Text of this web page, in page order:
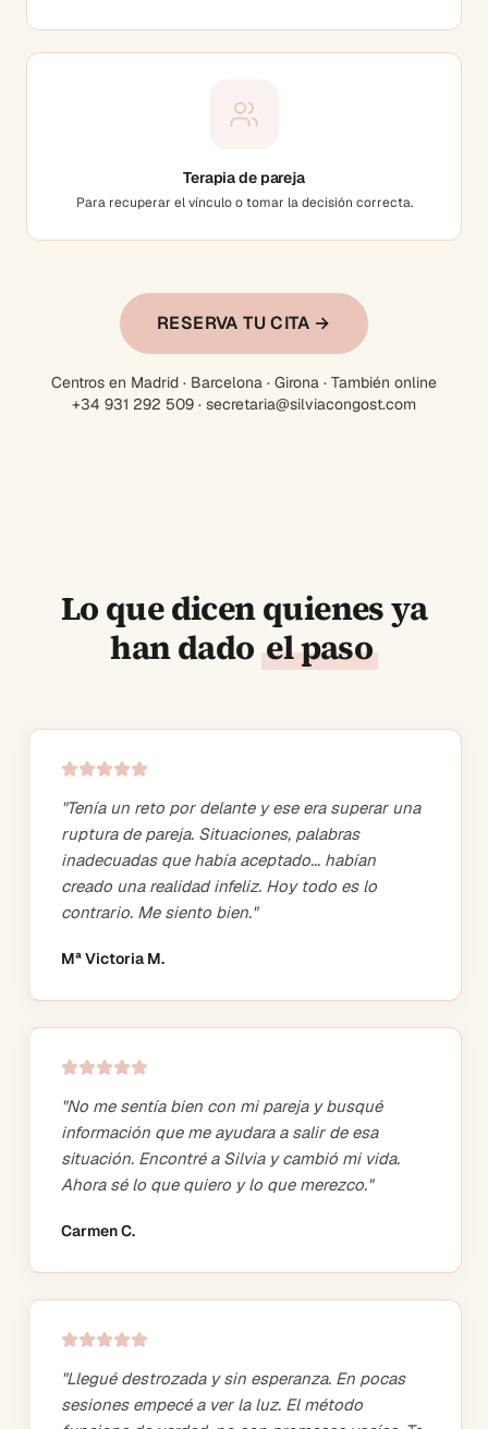
Terapia de pareja
Para recuperar el vínculo o tomar la decisión correcta.
RESERVA TU CITA →
Centros en Madrid · Barcelona · Girona · También online
+34 931 292 509 · secretaria@silviacongost.com
Lo que dicen quienes ya
han dado el paso
"Tenía un reto por delante y ese era superar una
ruptura de pareja. Situaciones, palabras
inadecuadas que había aceptado... habían
creado una realidad infeliz. Hoy todo es lo
contrario. Me siento bien."
Mª Victoria M.
"No me sentía bien con mi pareja y busqué
información que me ayudara a salir de esa
situación. Encontré a Silvia y cambió mi vida.
Ahora sé lo que quiero y lo que merezco."
Carmen C.
"Llegué destrozada y sin esperanza. En pocas
sesiones empecé a ver la luz. El método